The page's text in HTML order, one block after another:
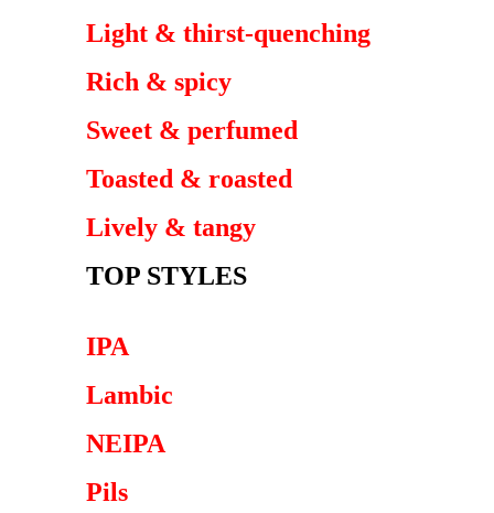
Light & thirst-quenching
Rich & spicy
Sweet & perfumed
Toasted & roasted
Lively & tangy
TOP STYLES
IPA
Lambic
NEIPA
Pils